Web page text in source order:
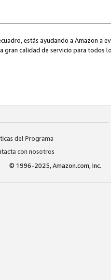
estás ayudando a Amazon
gran calidad de servicio para todos
del Programa
con nosotros
© 1996-2025, Amazon.com, Inc.